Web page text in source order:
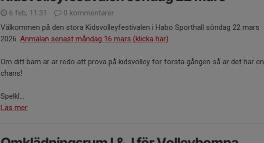
6 feb, 11:31
0 kommentarer
Välkommen på den stora Kidsvolleyfestivalen i Habo Sporthall söndag 22 mars
2026. Anmälan senast måndag 16 mars (klicka här)
Om ditt barn är är redo att prova på kidsvolley för första gången så är det här en
chans!
Spelkl...
Läs mer